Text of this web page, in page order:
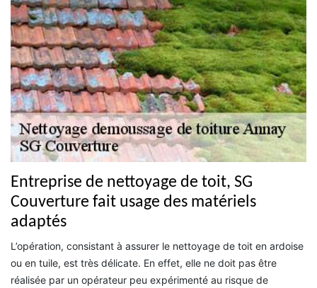
Entreprise de nettoyage de toit, SG
Couverture fait usage des matériels
adaptés
L’opération, consistant à assurer le nettoyage de toit en ardoise
ou en tuile, est très délicate. En effet, elle ne doit pas être
réalisée par un opérateur peu expérimenté au risque de